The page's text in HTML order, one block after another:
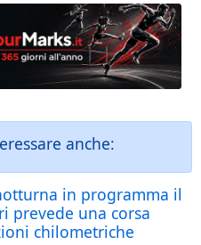
anche:
in programma il
prevede una corsa
chilometriche